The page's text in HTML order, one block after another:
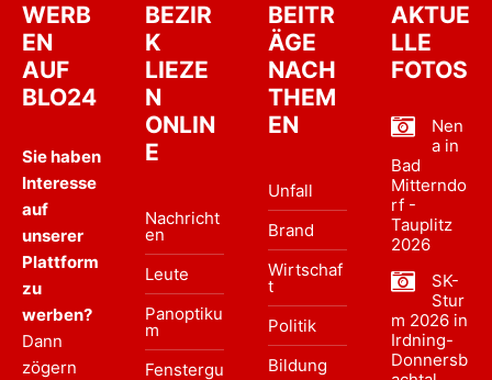
WERB
EN
AUF
BLO24
Sie haben
Interesse
auf
unserer
Plattform
zu
werben?
Dann
zögern
BEZIR
K
LIEZE
N
ONLIN
E
Nachricht
en
Leute
Panoptiku
m
Fenstergu
BEITR
ÄGE
NACH
THEM
EN
Unfall
Brand
Wirtschaf
t
Politik
Bildung
AKTUE
LLE
FOTOS
Nen
a in
Bad
Mitterndo
rf -
Tauplitz
2026
SK-
Stur
m 2026 in
Irdning-
Donnersb